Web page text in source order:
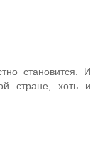
становится. И
стране, хоть и